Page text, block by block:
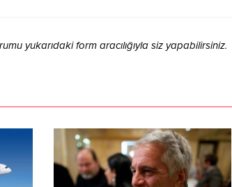
yukarıdaki form aracılığıyla siz yapabilirsiniz.